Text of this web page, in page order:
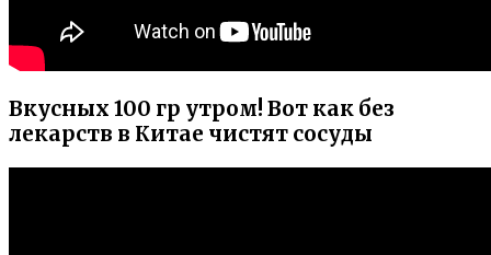
Вкусных 100 гр утром! Вот как без
лекарств в Китае чистят сосуды